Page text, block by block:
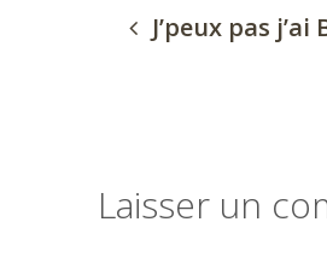
J’peux pas
Laisser un